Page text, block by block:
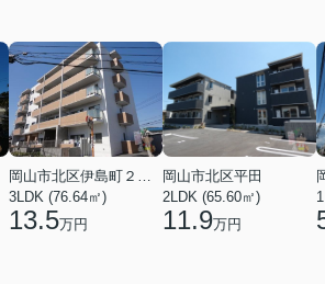
岡山市北区伊島町２丁目
3LDK (76.64㎡)
13.5万円
岡山市北区平田
2LDK (65.60㎡)
11.9万円